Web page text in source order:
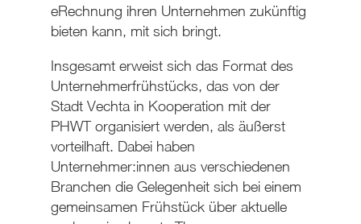
eRechnung ihren Unternehmen zukünftig
bieten kann, mit sich bringt.
Insgesamt erweist sich das Format des
Unternehmerfrühstücks, das von der
Stadt Vechta in Kooperation mit der
PHWT organisiert werden, als äußerst
vorteilhaft. Dabei haben
Unternehmer:innen aus verschiedenen
Branchen die Gelegenheit sich bei einem
gemeinsamen Frühstück über aktuelle